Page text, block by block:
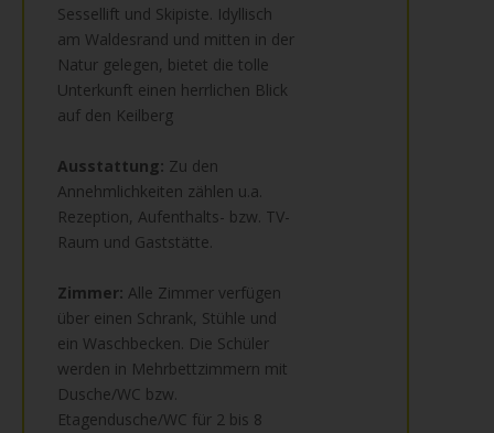
Sessellift und Skipiste. Idyllisch
am Waldesrand und mitten in der
Natur gelegen, bietet die tolle
Unterkunft einen herrlichen Blick
auf den Keilberg
Ausstattung: Zu den
Annehmlichkeiten zählen u.a.
Rezeption, Aufenthalts- bzw. TV-
Raum und Gaststätte.
Zimmer: Alle Zimmer verfügen
über einen Schrank, Stühle und
ein Waschbecken. Die Schüler
werden in Mehrbettzimmern mit
Dusche/WC bzw.
Etagendusche/WC für 2 bis 8